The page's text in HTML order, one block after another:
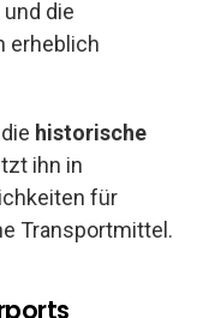
die
erheblich
historische
ihn in
für
Transportmittel.